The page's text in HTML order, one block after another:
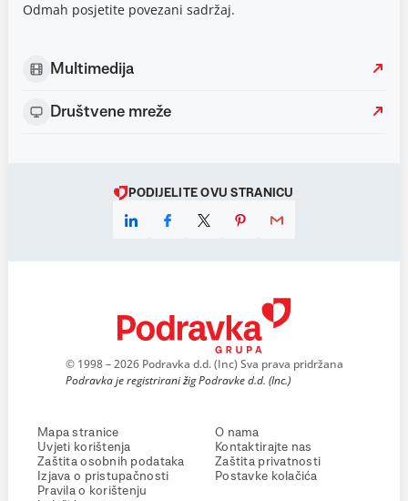
Odmah posjetite povezani sadržaj.
Multimedija
Društvene mreže
PODIJELITE OVU STRANICU
© 1998 – 2026 Podravka d.d. (Inc) Sva prava pridržana
Podravka je registrirani žig Podravke d.d. (Inc.)
Mapa stranice
Uvjeti korištenja
Zaštita osobnih podataka
Izjava o pristupačnosti
Pravila o korištenju
O nama
Kontaktirajte nas
Zaštita privatnosti
Postavke kolačića